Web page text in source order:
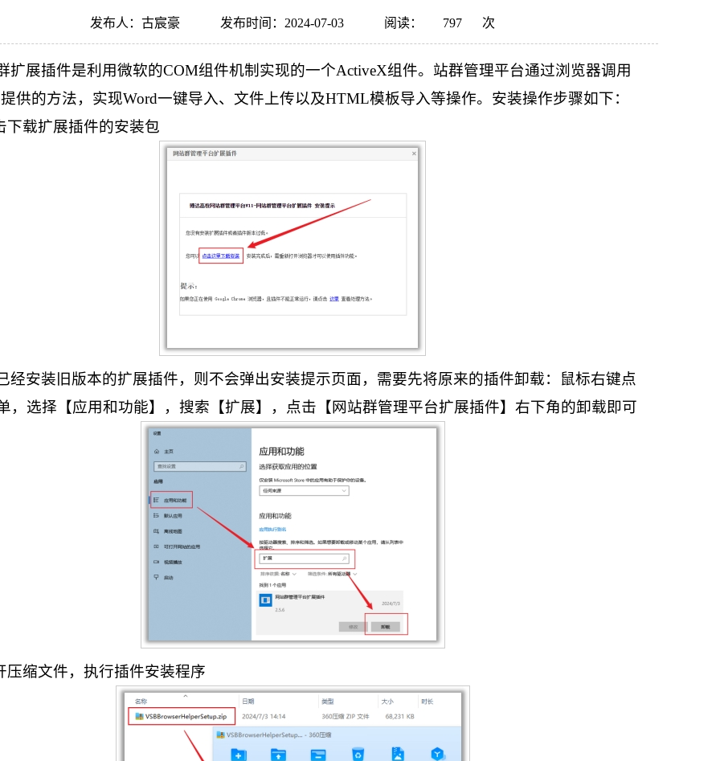
发布人：古宸豪 发布时间：2024-07-03 阅读： 797 次
扩展插件是利用微软的COM组件机制实现的一个ActiveX组件。站群管理平台通过浏览器调用
供的方法，实现Word一键导入、文件上传以及HTML模板导入等操作。安装操作步骤如下：
下载扩展插件的安装包
经安装旧版本的扩展插件，则不会弹出安装提示页面，需要先将原来的插件卸载：鼠标右键点
，选择【应用和功能】，搜索【扩展】，点击【网站群管理平台扩展插件】右下角的卸载即可
压缩文件，执行插件安装程序